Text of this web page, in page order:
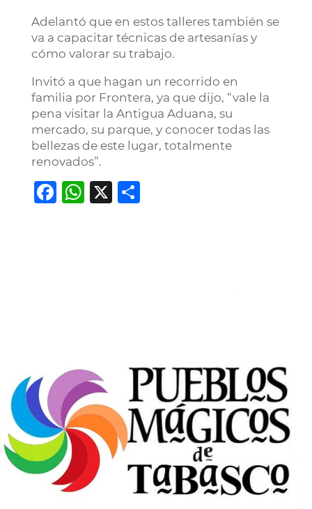
Adelantó que en estos talleres también se
va a capacitar técnicas de artesanías y
cómo valorar su trabajo.
Invitó a que hagan un recorrido en
familia por Frontera, ya que dijo, “vale la
pena visitar la Antigua Aduana, su
mercado, su parque, y conocer todas las
bellezas de este lugar, totalmente
renovados”.
Facebook
WhatsApp
X Compartir